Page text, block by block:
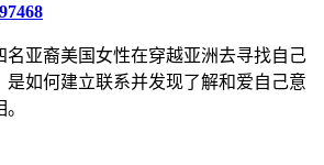
名亚裔美国女性在穿越亚洲去寻找自己
是如何建立联系并发现了解和爱自己意